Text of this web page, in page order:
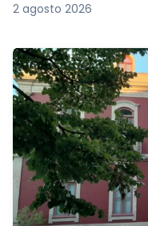
2 agosto 2026